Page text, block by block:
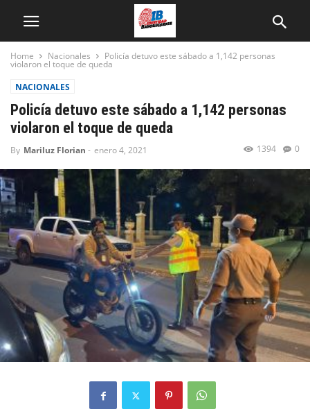
Home Nacionales Policía detuvo este sábado a 1,142 personas
violaron el toque de queda
NACIONALES
Policía detuvo este sábado a 1,142 personas
violaron el toque de queda
By Mariluz Florian - enero 4, 2021 0
1394